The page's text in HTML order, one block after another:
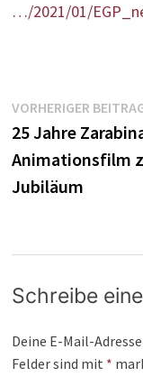
…/2021/01/
VORHERIGER
25 Jahre
Animationsfilm
Jubiläum
Schreibe
Deine E-Mail-
Felder sind mit *